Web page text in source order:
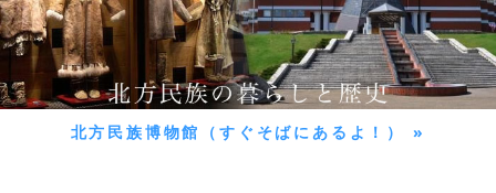
北方民族博物館（すぐそばにあるよ！） »